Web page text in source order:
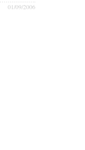
01/09/2006